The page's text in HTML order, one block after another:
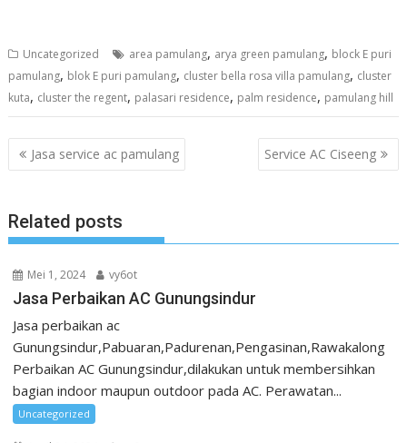
Uncategorized area pamulang, arya green pamulang, block E puri
pamulang, blok E puri pamulang, cluster bella rosa villa pamulang, cluster
kuta, cluster the regent, palasari residence, palm residence, pamulang hill
Navigasi
pos
Jasa service ac pamulang Service AC Ciseeng
Related posts
Mei 1, 2024 vy6ot
Jasa Perbaikan AC Gunungsindur
Jasa perbaikan ac
Gunungsindur,Pabuaran,Padurenan,Pengasinan,Rawakalong
Perbaikan AC Gunungsindur,dilakukan untuk membersihkan
bagian indoor maupun outdoor pada AC. Perawatan...
Uncategorized